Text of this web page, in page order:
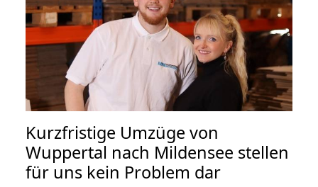
Kurzfristige Umzüge von
Wuppertal nach Mildensee stellen
für uns kein Problem dar